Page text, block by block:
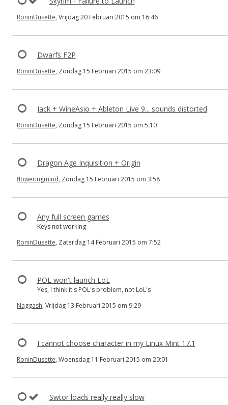
RoninDusette, Vrijdag 20 Februari 2015 om 16:46
Dwarfs F2P
RoninDusette, Zondag 15 Februari 2015 om 23:09
Jack + WineAsio + Ableton Live 9... sounds distorted
RoninDusette, Zondag 15 Februari 2015 om 5:10
Dragon Age Inquisition + Origin
floweringmind, Zondag 15 Februari 2015 om 3:58
Any full screen games
Keys not working
RoninDusette, Zaterdag 14 Februari 2015 om 7:52
POL won't launch LoL
Yes, I think it's POL's problem, not LoL's
Naggash, Vrijdag 13 Februari 2015 om 9:29
I cannot choose character in my Linux Mint 17.1
RoninDusette, Woensdag 11 Februari 2015 om 20:01
Swtor loads really really slow